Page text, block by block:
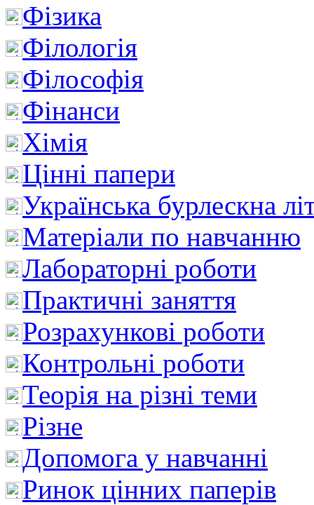
Фізика
Філологія
Філософія
Фінанси
Хімія
Цінні папери
Українська бурлескна
Матеріали по навчанню
Лабораторні роботи
Практичні заняття
Розрахункові роботи
Контрольні роботи
Теорія на різні теми
Різне
Допомога у навчанні
Ринок цінних паперів